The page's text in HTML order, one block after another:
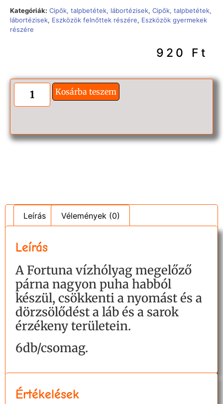
Kategóriák: Cipők, talpbetétek, lábortézisek, Cipők, talpbetétek,
lábortézisek, Eszközök felnőttek részére, Eszközök gyermekek
részére
920 Ft
Kosárba teszem
Leírás Vélemények (0)
Leírás
A Fortuna vízhólyag megelőző
párna nagyon puha habból
készül, csökkenti a nyomást és a
dörzsölődést a láb és a sarok
érzékeny területein.
6db/csomag.
Értékelések